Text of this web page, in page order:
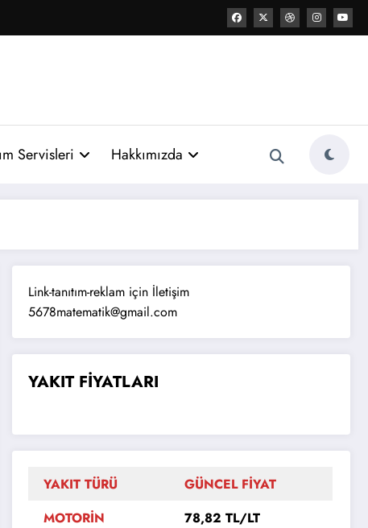
Servisleri Hakkımızda
Link-tanıtım-reklam için İletişim
5678matematik@gmail.com
YAKIT FİYATLARI
YAKIT TÜRÜ
GÜNCEL FİYAT
MOTORİN
78,82 TL/LT